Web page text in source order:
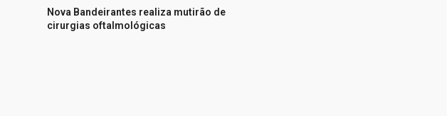
Nova Bandeirantes realiza mutirão de
cirurgias oftalmológicas